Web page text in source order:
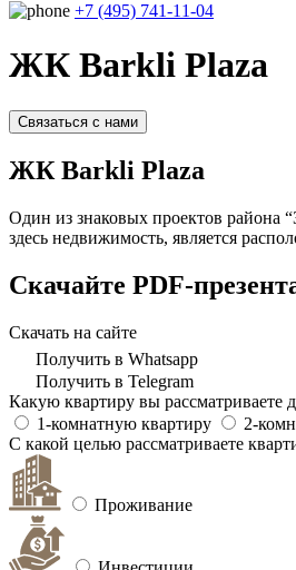
+7 (495) 741-11-04
ЖК Barkli Plaza
Связаться с нами
ЖК Barkli Plaza
Один из знаковых проектов района
здесь недвижимость, является
Скачайте PDF-
Скачать на сайте
Получить в Whatsapp
Получить в Telegram
Какую квартиру вы рассматриваете
1-комнатную квартиру
2-
С какой целью рассматриваете
Проживание